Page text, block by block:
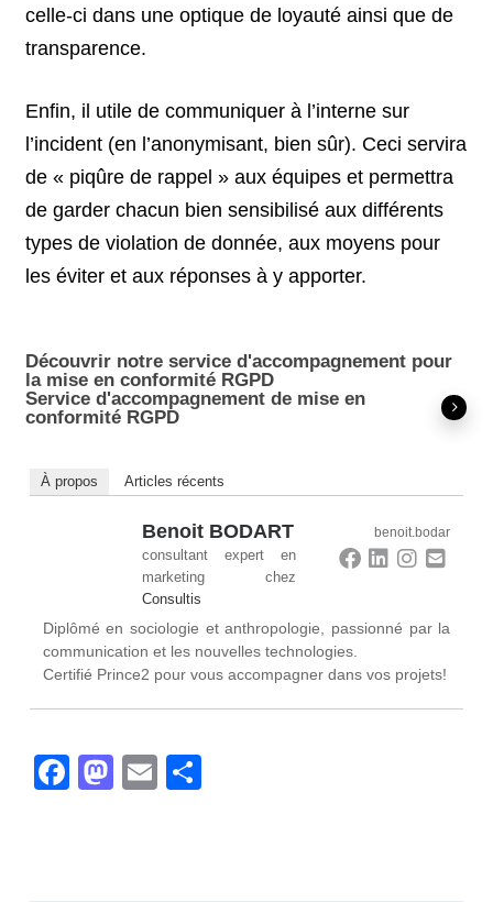
celle-ci dans une optique de loyauté ainsi que de
transparence.
Enfin, il utile de communiquer à l’interne sur
l’incident (en l’anonymisant, bien sûr). Ceci servira
de « piqûre de rappel » aux équipes et permettra
de garder chacun bien sensibilisé aux différents
types de violation de donnée, aux moyens pour
les éviter et aux réponses à y apporter.
Découvrir notre service d'accompagnement pour
la mise en conformité RGPD
Service d'accompagnement de mise en
conformité RGPD
À propos Articles récents
benoit.bodar
Benoit BODART
consultant expert en
marketingchez
Consultis
Diplômé en sociologie et anthropologie, passionné par la
communication et les nouvelles technologies.
Certifié Prince2 pour vous accompagner dans vos projets!
Facebook
Mastodon
Email